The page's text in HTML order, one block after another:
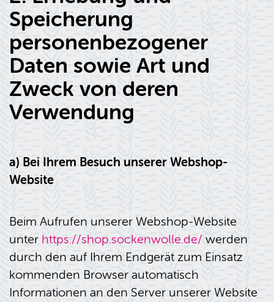
Speicherung
personenbezogener
Daten sowie Art und
Zweck von deren
Verwendung
a) Bei Ihrem Besuch unserer Webshop-
Website
Beim Aufrufen unserer Webshop-Website
unter https://shop.sockenwolle.de/werden
durch den auf Ihrem Endgerät zum Einsatz
kommenden Browser automatisch
Informationen an den Server unserer Website